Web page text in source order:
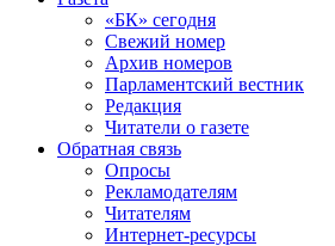
«БК» сегодня
Свежий номер
Архив номеров
Парламентский вестник
Редакция
Читатели о газете
Обратная связь
Опросы
Рекламодателям
Читателям
Интернет-ресурсы